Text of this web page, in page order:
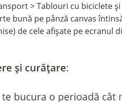
> Tablouri cu biciclete
bună pe pânză canvas
de cele afișate pe ecranul